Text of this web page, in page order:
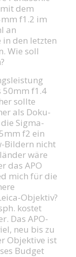
dem
f1.2 im
an
in den letzten
Wie soll
50mm f1.4
sollte
als Doku-
Sigma-
f2 ein
Bildern nicht
wäre
das APO
mich für die
Objektiv?
kostet
Das APO-
neu bis zu
Objektive ist
Budget